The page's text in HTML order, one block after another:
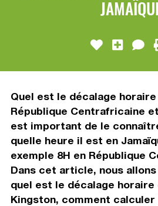
Quel est le décalage
République Centrafricaine
est important de le
quelle heure il est en
exemple 8H en République
Dans cet article, nous
quel est le décalage horaire
Kingston, comment calculer